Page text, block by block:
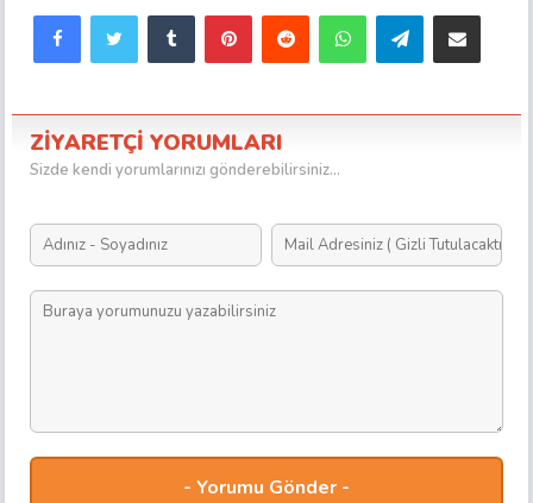
FacebookTwitter Tumblr PinterestReddit WhatsAppTelegram
ZİYARETÇİ YORUMLARI
Sizde kendi yorumlarınızı gönderebilirsiniz...